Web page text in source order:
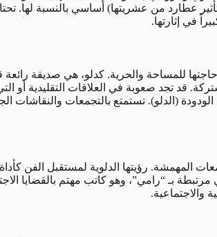
عطارد من عشريتها) أساسي بالنسبة لها.
في إثارتها.
حاجتها للمساحة والحرية. كدلو، هي صديقة
والاهتمامات المشتركة. قد تجد صعوبة في العلاقات
بفضل قدرتها على التواصل (الرقم 3 وعطارد) وطبيعتها الودودة
بـ “رامي”، وهو كاتب مهتم بالقضايا
والاجتماعية.